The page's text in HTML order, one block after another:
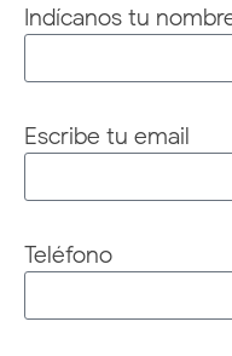
Indícanos tu
Escribe tu email
Teléfono